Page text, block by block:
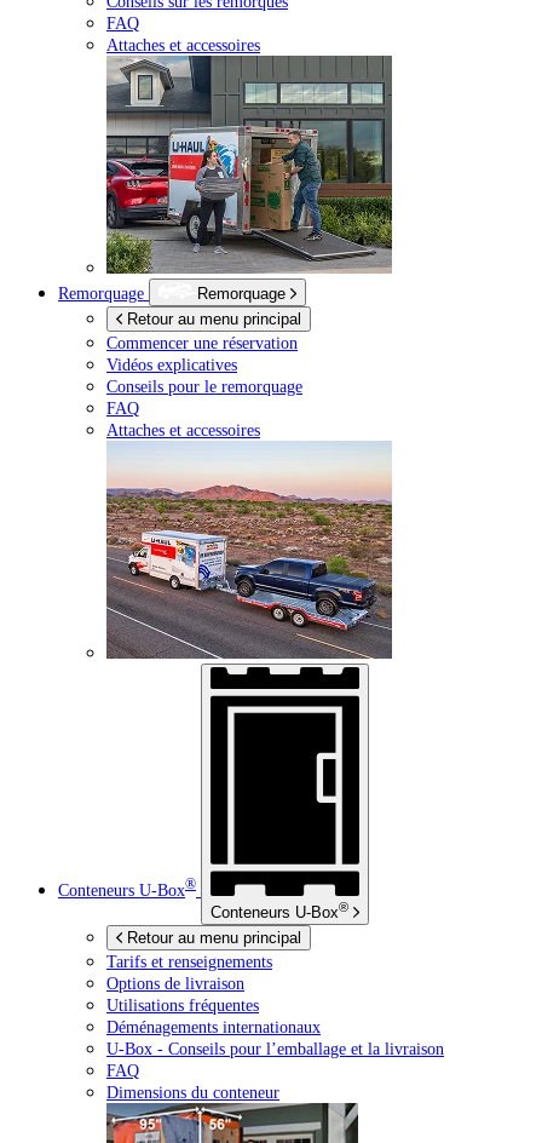
FAQ
Attaches et accessoires
Remorquage
Remorquage
Retour au menu principal
Commencer une réservation
Vidéos explicatives
Conseils pour le remorquage
FAQ
Attaches et accessoires
Conteneurs U-Box®
Conteneurs U-Box®
Retour au menu principal
Tarifs et renseignements
Options de livraison
Utilisations fréquentes
Déménagements internationaux
U-Box - Conseils pour l’emballage et la livraison
FAQ
Dimensions du conteneur